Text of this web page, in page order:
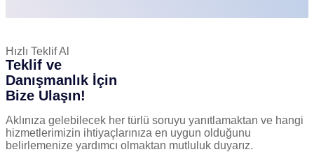
Hızlı Teklif Al
Teklif ve
Danışmanlık İçin
Bize Ulaşın!
Aklınıza gelebilecek her türlü soruyu yanıtlamaktan ve hangi
hizmetlerimizin ihtiyaçlarınıza en uygun olduğunu
belirlemenize yardımcı olmaktan mutluluk duyarız.